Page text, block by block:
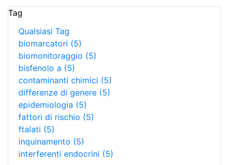
Tag
Qualsiasi Tag
biomarcatori (5)
biomonitoraggio (5)
bisfenolo a (5)
contaminanti chimici (5)
differenze di genere (5)
epidemiologia (5)
fattori di rischio (5)
ftalati (5)
inquinamento (5)
interferenti endocrini (5)